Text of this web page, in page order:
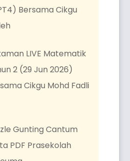
Bersama Cikgu
LIVE Matematik
2 (29 Jun 2026)
Cikgu Mohd Fadli
Gunting Cantum
PDF Prasekolah